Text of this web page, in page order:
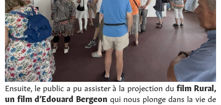
Ensuite, le public a pu assister à la projection dufilm Rural,
un film d’Edouard Bergeon qui nous plonge dans la vie de